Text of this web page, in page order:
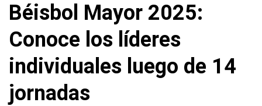
Béisbol Mayor 2025:
Conoce los líderes
individuales luego de 14
jornadas